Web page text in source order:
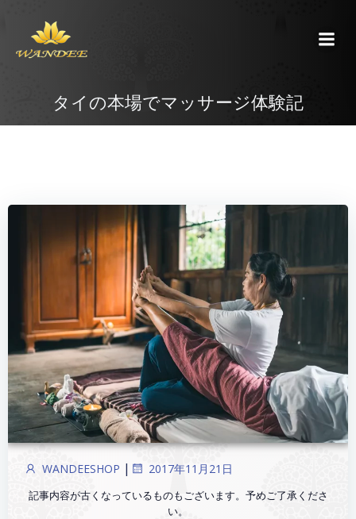
へ
ス
タイの本場でマッサージ体験記
WANDEESHOP | 2017年11月21日
記事内容が古くなっているものもございます。予めご了承くださ
い。